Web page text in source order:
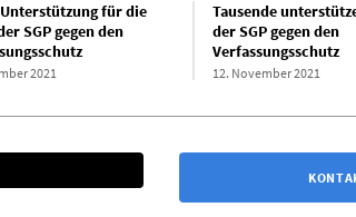
für die
SGP gegen den
2021
Tausende
der SGP gegen den
Verfassungsschutz
12. November 2021